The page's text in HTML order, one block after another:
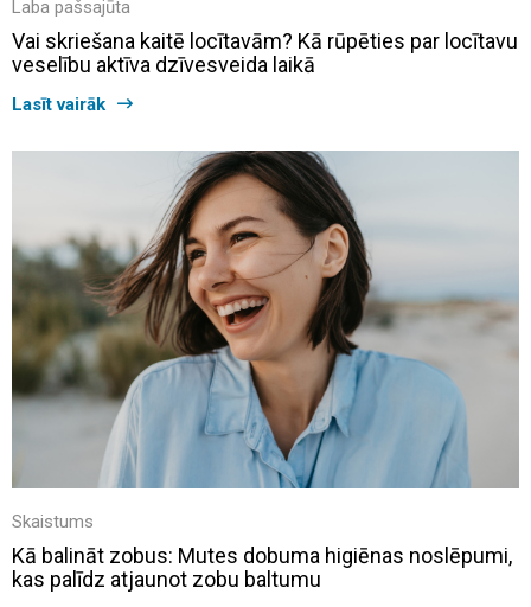
Laba pašsajūta
Vai skriešana kaitē locītavām? Kā rūpēties par locītavu
veselību aktīva dzīvesveida laikā
Lasīt vairāk
Skaistums
Kā balināt zobus: Mutes dobuma higiēnas noslēpumi,
kas palīdz atjaunot zobu baltumu